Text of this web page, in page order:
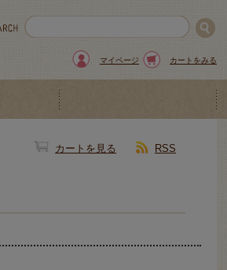
マイページ カートをみる
カートを見る RSS